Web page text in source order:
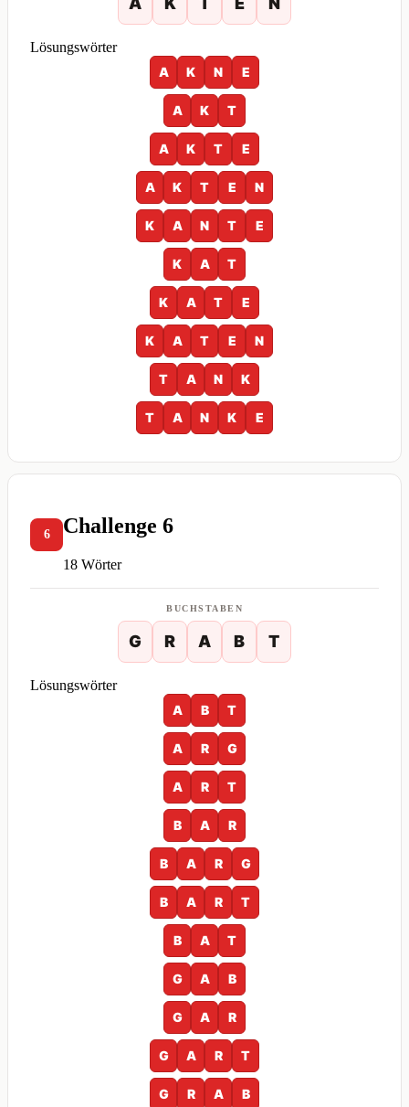
Lösungswörter
A
K N E
A K T
A K T E
A K T E N
K A N T E
K A T
K A T E
K A T E N
T A N K
T A N K E
6 Challenge 6
18 Wörter
BUCHSTABEN
G R A B T
Lösungswörter
A
B T
A R G
A R T
B A R
B A R G
B A R T
B A T
G A B
G A R
G A R T
G R A B